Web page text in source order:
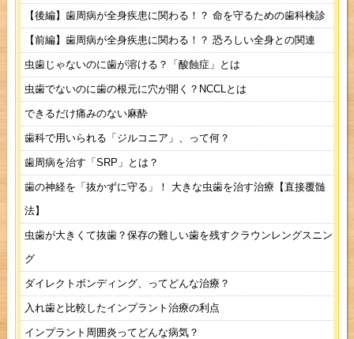
【後編】歯周病が全身疾患に関わる！？ 命を守るための歯科検診
【前編】歯周病が全身疾患に関わる！？ 恐ろしい全身との関連
虫歯じゃないのに歯が溶ける？「酸蝕症」とは
虫歯でないのに歯の根元に穴が開く？NCCLとは
できるだけ痛みのない麻酔
歯科で用いられる「ジルコニア」、って何？
歯周病を治す「SRP」とは？
歯の神経を「抜かずに守る」！ 大きな虫歯を治す治療【直接覆髄
法】
虫歯が大きくて抜歯？保存の難しい歯を残すクラウンレングスニン
グ
ダイレクトボンディング、ってどんな治療？
入れ歯と比較したインプラント治療の利点
インプラント周囲炎ってどんな病気？